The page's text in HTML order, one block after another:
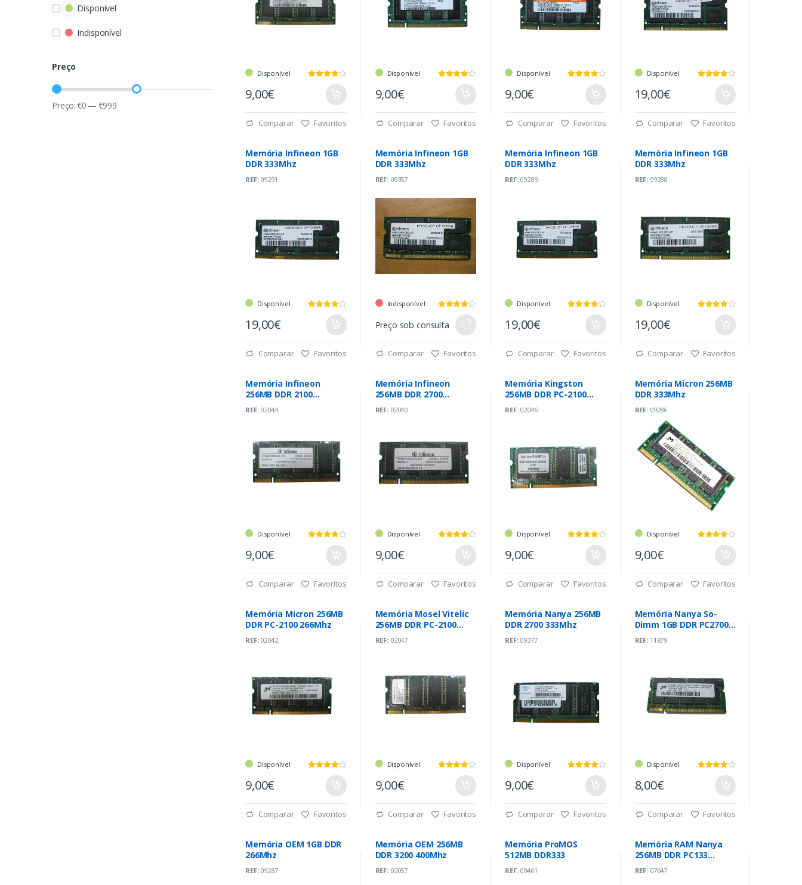
Disponível
Indisponível
Preço
Preço:€0 — €999
Disponível
9,00€
Comparar Favoritos
Disponível
9,00€
Comparar Favoritos
Disponível
9,00€
Comparar Favoritos
Disponível
19,00€
Comparar Favoritos
Memória Infineon 1GB
DDR 333Mhz
REF:09291
Disponível
19,00€
Comparar Favoritos
Memória Infineon 1GB
DDR 333Mhz
REF:09357
Indisponível
Preço sob consulta
Comparar Favoritos
Memória Infineon 1GB
DDR 333Mhz
REF:09289
Disponível
19,00€
Comparar Favoritos
Memória Infineon 1GB
DDR 333Mhz
REF:09288
Disponível
19,00€
Comparar Favoritos
Memória Infineon
256MB DDR 2100
REF:02044
Disponível
9,00€
Comparar Favoritos
Memória Infineon
256MB DDR 2700
REF:02040
Disponível
9,00€
Comparar Favoritos
Memória Kingston
256MB DDR PC-2100
REF:02046
Disponível
9,00€
Comparar Favoritos
Memória Micron 256MB
DDR 333Mhz
REF:09286
Disponível
9,00€
Comparar Favoritos
Memória Micron 256MB
DDR PC-2100 266Mhz
REF:02042
Disponível
9,00€
Comparar Favoritos
Memória Mosel Vitelic
256MB DDR PC-2100
REF:02047
Disponível
9,00€
Comparar Favoritos
Memória Nanya 256MB
DDR 2700 333Mhz
REF:09377
Disponível
9,00€
Comparar Favoritos
Memória Nanya So-
Dimm 1GB DDR PC2700S
REF:11879
Disponível
8,00€
Comparar Favoritos
Memória OEM 1GB DDR
266Mhz
REF:09287
Memória OEM 256MB
DDR 3200 400Mhz
REF:02057
Memória ProMOS
512MB DDR333
REF:00461
Memória RAM Nanya
256MB DDR PC133
REF:07647